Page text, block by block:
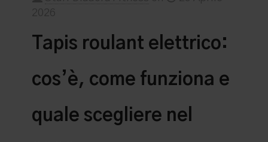
Tapis roulant elettrico:
cos’è, come funziona e
quale scegliere nel